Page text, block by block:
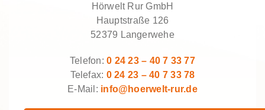
Hörwelt Rur GmbH
Hauptstraße 126
52379 Langerwehe
Telefon:0 24 23 – 40 7 33 77
Telefax: 0 24 23 – 40 7 33 78
E-Mail: info@hoerwelt-rur.de